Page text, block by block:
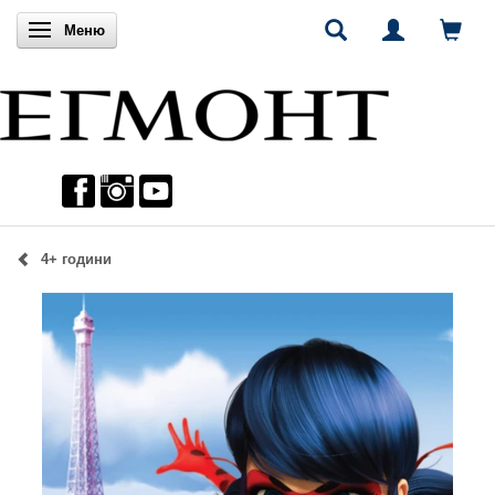
Включи навигацията
Меню
4+ години